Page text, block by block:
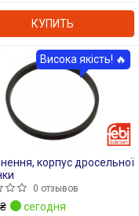
КУПИТЬ
корпус дросельної
0 отзывов
₴ сегодня
Висока якість! 🔥